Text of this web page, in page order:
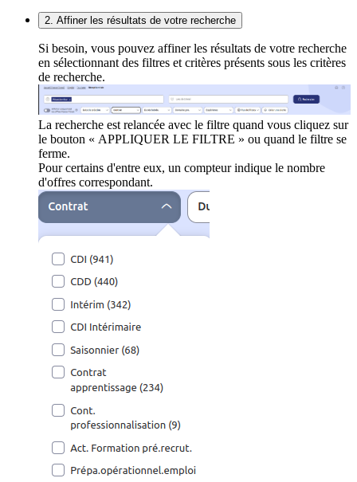
2. Affiner les résultats de votre recherche
Si besoin, vous pouvez affiner les résultats de votre recherche
en sélectionnant des filtres et critères présents sous les critères
de recherche.
La recherche est relancée avec le filtre quand vous cliquez sur
le bouton « APPLIQUER LE FILTRE » ou quand le filtre se
ferme.
Pour certains d'entre eux, un compteur indique le nombre
d'offres correspondant.